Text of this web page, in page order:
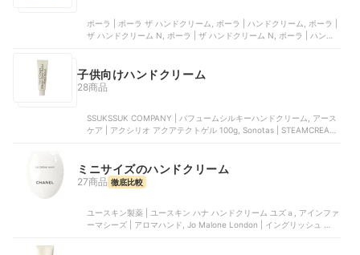
ポーラ | ポーラ ザ ハンドクリーム, ポーラ | ハンドクリーム, ポーラ |
ザ ハンドクリーム N, ポーラ | ザ ハンドクリーム N, ポーラ | ハンド
子供向けハンドクリーム
28商品
SSUKSSUK COMPANY | パフュームシルキーハンドクリーム, アース
ケア | アクシリオ アクアテクトゲル 100g, Sonotas | STEAMCREAM,
ミニサイズのハンドクリーム
27商品 徹底比較
ユースキン製薬 | ユースキン ハナ ハンドクリーム ユズａ, アインファ
ーマシーズ | アロマハンド, Jo Malone London | イングリッシュ ペア